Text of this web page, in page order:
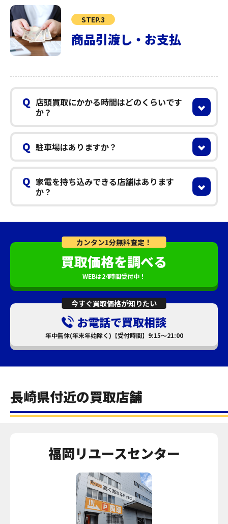
STEP.3
商品引渡し・お支払
Q 店頭買取にかかる時間はどのくらいです
か？
Q 駐車場はありますか？
Q 家電を持ち込みできる店舗はあります
か？
カンタン1分無料査定！
買取価格を調べる
WEBは24時間受付中！
今すぐ買取価格が知りたい
お電話で買取相談
年中無休(年末年始除く)【受付時間】9:15～21:00
長崎県付近の買取店舗
福岡リユースセンター